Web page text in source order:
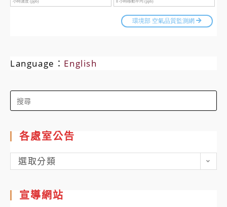
Language： English
Search
for:
各處室公告
各
處
公
選取分類
宣導網站